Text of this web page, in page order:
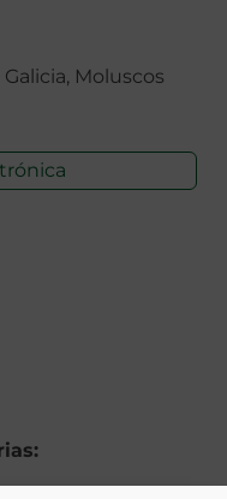
Moluscos